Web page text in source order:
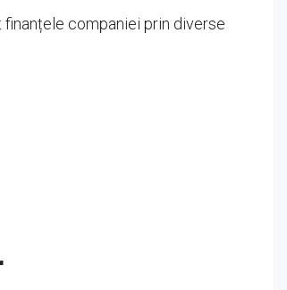
companiei prin diverse